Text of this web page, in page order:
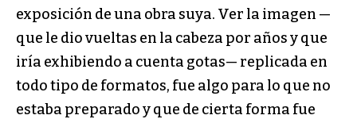
exposición de una obra suya. Ver la imagen —
que le dio vueltas en la cabeza por años y que
iría exhibiendo a cuenta gotas— replicada en
todo tipo de formatos, fue algo para lo que no
estaba preparado y que de cierta forma fue